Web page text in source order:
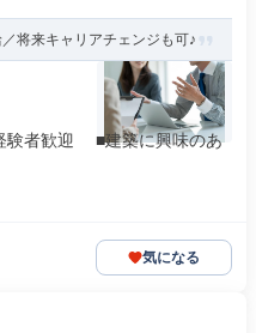
将来キャリアチェンジも可♪
者歓迎 ■建築に興味のあ
気になる